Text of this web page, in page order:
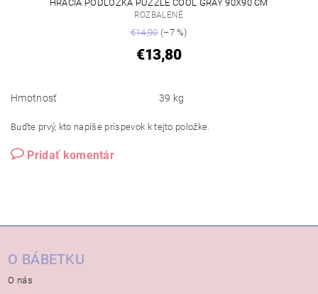
HRACIA PODLOŽKA PUZZLE COOL GRAY 90X90 CM
ROZBALENÉ
€14,90(–7 %)
€13,80
Hmotnosť 39 kg
Buďte prvý, kto napíše príspevok k tejto položke.
Pridať komentár
O BÁBETKU
O nás